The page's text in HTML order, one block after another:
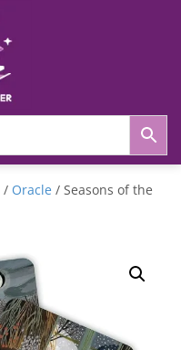
/ Oracle / Seasons of the